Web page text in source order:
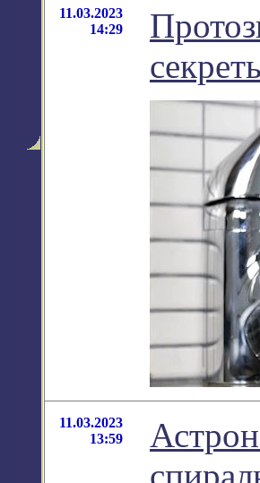
11.03.2023
14:29
11.03.2023
13:59